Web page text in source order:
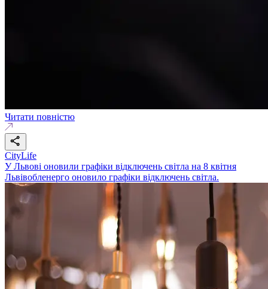
Читати повністю
CityLife
У Львові оновили графіки відключень світла на 8 квітня
Львівобленерго оновило графіки відключень світла.